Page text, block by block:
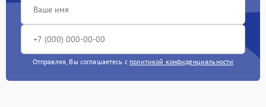
Отправляя, Вы соглашаетесь с политикой конфиденциальности